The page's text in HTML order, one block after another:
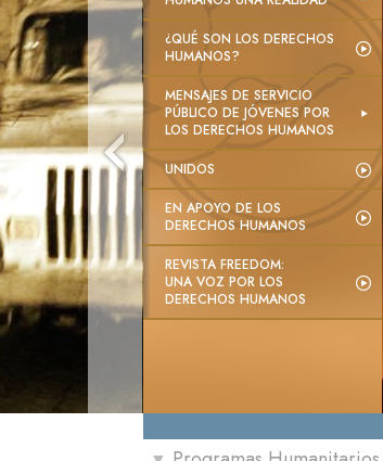
¿QUÉ SON LOS DERECHOS
HUMANOS?
MENSAJES DE SERVICIO
PÚBLICO DE JÓVENES POR
LOS DERECHOS HUMANOS
UNIDOS
EN APOYO DE LOS
DERECHOS HUMANOS
REVISTA FREEDOM:
UNA VOZ POR LOS
DERECHOS HUMANOS